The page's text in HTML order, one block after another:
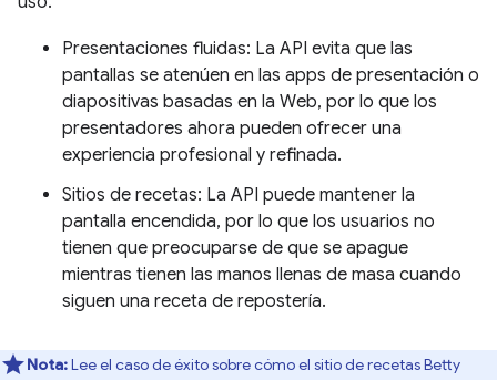
Presentaciones fluidas: La API evita que las
pantallas se atenúen en las apps de presentación o
diapositivas basadas en la Web, por lo que los
presentadores ahora pueden ofrecer una
experiencia profesional y refinada.
Sitios de recetas: La API puede mantener la
pantalla encendida, por lo que los usuarios no
tienen que preocuparse de que se apague
mientras tienen las manos llenas de masa cuando
siguen una receta de repostería.
Nota:Lee el caso de éxito sobre cómo el sitio de recetas Betty